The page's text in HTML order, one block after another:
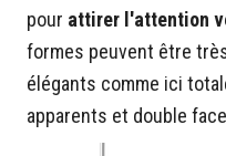
pour attirer l'attention
formes peuvent être
élégants comme ici
apparents et double